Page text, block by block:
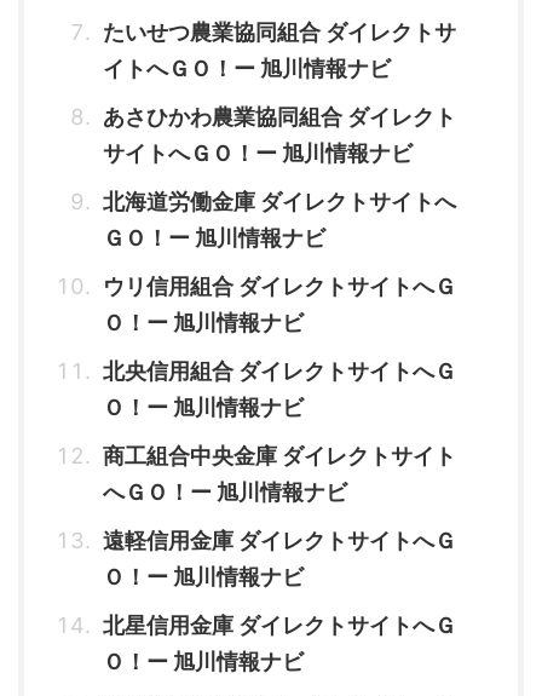
たいせつ農業協同組合 ダイレクトサ
イトへＧＯ！ー 旭川情報ナビ
あさひかわ農業協同組合 ダイレクト
サイトへＧＯ！ー 旭川情報ナビ
北海道労働金庫 ダイレクトサイトへ
ＧＯ！ー 旭川情報ナビ
ウリ信用組合 ダイレクトサイトへＧ
Ｏ！ー 旭川情報ナビ
北央信用組合 ダイレクトサイトへＧ
Ｏ！ー 旭川情報ナビ
商工組合中央金庫 ダイレクトサイト
へＧＯ！ー 旭川情報ナビ
遠軽信用金庫 ダイレクトサイトへＧ
Ｏ！ー 旭川情報ナビ
北星信用金庫 ダイレクトサイトへＧ
Ｏ！ー 旭川情報ナビ